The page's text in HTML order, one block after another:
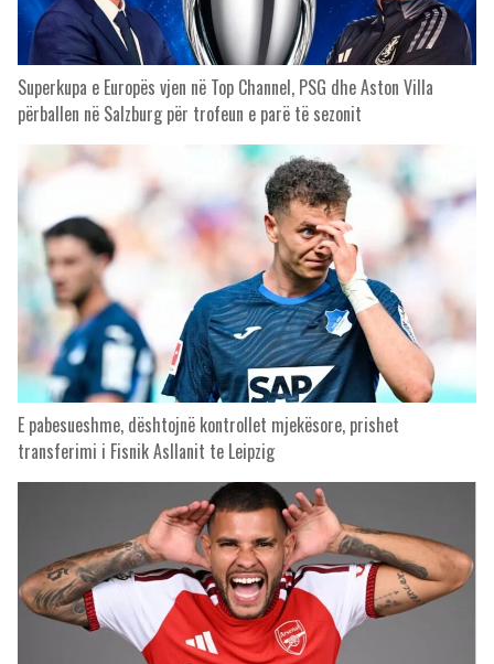
Superkupa e Europës vjen në Top Channel, PSG dhe Aston Villa
përballen në Salzburg për trofeun e parë të sezonit
E pabesueshme, dështojnë kontrollet mjekësore, prishet
transferimi i Fisnik Asllanit te Leipzig